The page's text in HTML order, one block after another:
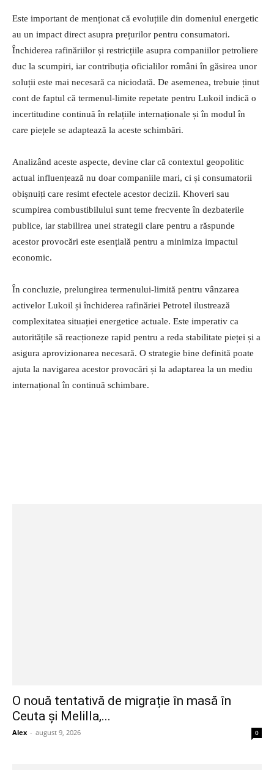
Este important de menționat că evoluțiile din domeniul energetic
au un impact direct asupra prețurilor pentru consumatori.
Închiderea rafinăriilor și restricțiile asupra companiilor petroliere
duc la scumpiri, iar contribuția oficialilor români în găsirea unor
soluții este mai necesară ca niciodată. De asemenea, trebuie ținut
cont de faptul că termenul-limite repetate pentru Lukoil indică o
incertitudine continuă în relațiile internaționale și în modul în
care piețele se adaptează la aceste schimbări.
Analizând aceste aspecte, devine clar că contextul geopolitic
actual influențează nu doar companiile mari, ci și consumatorii
obișnuiți care resimt efectele acestor decizii. Khoveri sau
scumpirea combustibilului sunt teme frecvente în dezbaterile
publice, iar stabilirea unei strategii clare pentru a răspunde
acestor provocări este esențială pentru a minimiza impactul
economic.
În concluzie, prelungirea termenului-limită pentru vânzarea
activelor Lukoil și închiderea rafinăriei Petrotel ilustrează
complexitatea situației energetice actuale. Este imperativ ca
autoritățile să reacționeze rapid pentru a reda stabilitate pieței și a
asigura aprovizionarea necesară. O strategie bine definită poate
ajuta la navigarea acestor provocări și la adaptarea la un mediu
internațional în continuă schimbare.
O nouă tentativă de migrație în masă în
Ceuta și Melilla,...
Alex - august 9, 2026 0